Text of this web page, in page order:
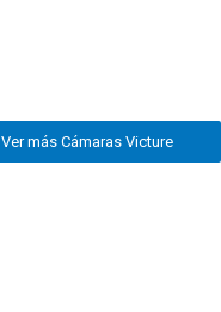
Ver más Cámaras Victure